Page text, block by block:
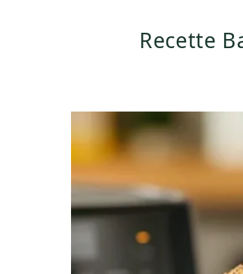
Recette